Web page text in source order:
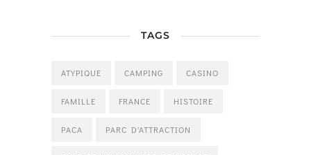
TAGS
ATYPIQUE CAMPING CASINO
FAMILLE FRANCE HISTOIRE
PACA PARC D'ATTRACTION